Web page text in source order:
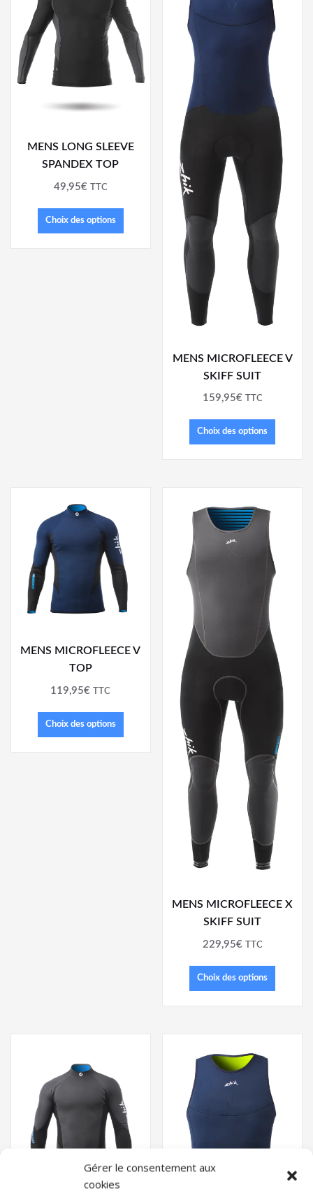
Gérer le consentement aux
cookies
MENS LONG SLEEVE
SPANDEX TOP
49,95€ TTC
Choix des options
MENS MICROFLEECE V
SKIFF SUIT
159,95€ TTC
Choix des options
MENS MICROFLEECE V
TOP
119,95€ TTC
Choix des options
MENS MICROFLEECE X
SKIFF SUIT
229,95€ TTC
Choix des options